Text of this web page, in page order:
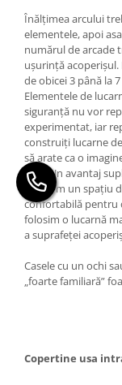
Înălțimea arcului
elementele, apoi
numărul de arcade
ușurință
de obicei 3 până la
Elementele de
siguranță nu vor
experimentat, iar
construiți lucarne
să arate ca o
unic. Un avantaj
obținem un spațiu
confortabilă pentru
folosim o lucarnă
a suprafeței
Casele cu un ochi
„foarte familiară”
Copertine usa